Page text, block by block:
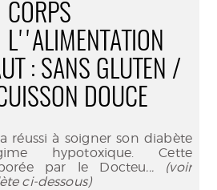
CORPS
L''ALIMENTATION
: SANS GLUTEN /
DOUCE
réussi à soigner son diabète
hypotoxique. Cette
par le Docteu... (voir
ci-dessous)